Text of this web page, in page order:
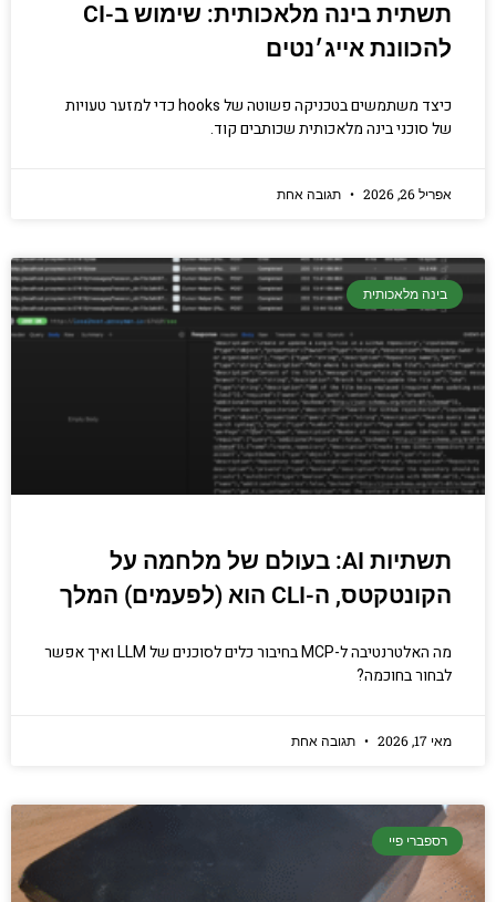
תשתית בינה מלאכותית: שימוש ב-CI
להכוונת אייג׳נטים
כיצד משתמשים בטכניקה פשוטה של hooks כדי למזער טעויות
של סוכני בינה מלאכותית שכותבים קוד.
אפריל 26, 2026 תגובה אחת
בינה מלאכותית
תשתיות AI: בעולם של מלחמה על
הקונטקטס, ה-CLI הוא (לפעמים) המלך
מה האלטרנטיבה ל-MCP בחיבור כלים לסוכנים של LLM ואיך אפשר
לבחור בחוכמה?
מאי 17, 2026 תגובה אחת
רספברי פיי